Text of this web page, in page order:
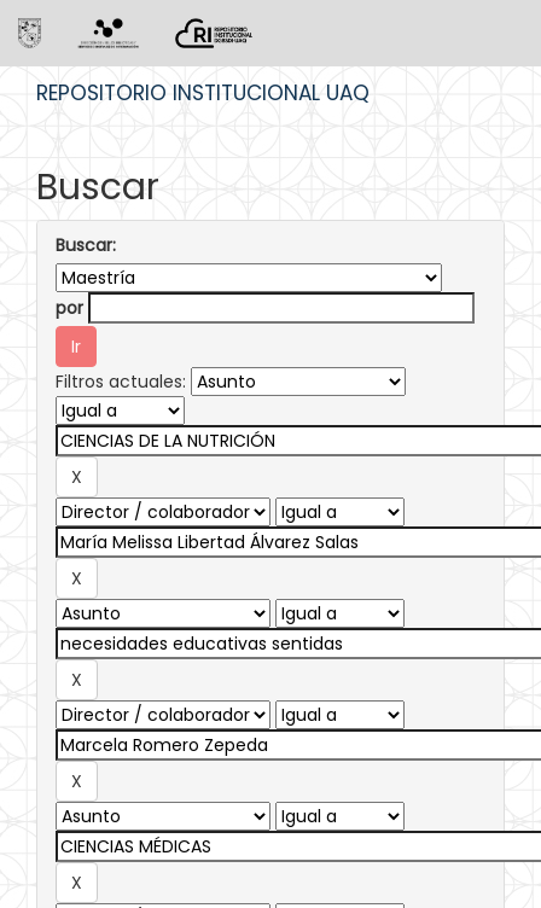
REPOSITORIO INSTITUCIONAL UAQ
Buscar
Buscar:
por
Filtros actuales: